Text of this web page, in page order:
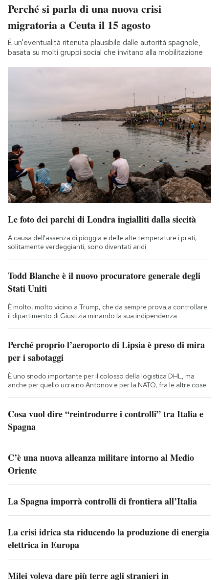
Perché si parla di una nuova crisi
migratoria a Ceuta il 15 agosto
È un'eventualità ritenuta plausibile dalle autorità spagnole,
basata su molti gruppi social che invitano alla mobilitazione
Le foto dei parchi di Londra ingialliti dalla siccità
A causa dell'assenza di pioggia e delle alte temperature i prati,
solitamente verdeggianti, sono diventati aridi
Todd Blanche è il nuovo procuratore generale degli
Stati Uniti
È molto, molto vicino a Trump, che da sempre prova a controllare
il dipartimento di Giustizia minando la sua indipendenza
Perché proprio l’aeroporto di Lipsia è preso di mira
per i sabotaggi
È uno snodo importante per il colosso della logistica DHL, ma
anche per quello ucraino Antonov e per la NATO, fra le altre cose
Cosa vuol dire “reintrodurre i controlli” tra Italia e
Spagna
C’è una nuova alleanza militare intorno al Medio
Oriente
La Spagna imporrà controlli di frontiera all’Italia
La crisi idrica sta riducendo la produzione di energia
elettrica in Europa
Milei voleva dare più terre agli stranieri in